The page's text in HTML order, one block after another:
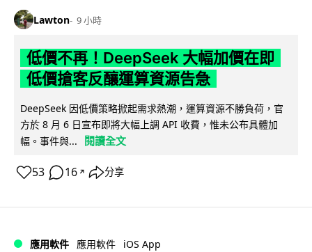
Lawton 9 小時
低價不再！DeepSeek 大幅加價在即
低價搶客反釀運算資源告急
DeepSeek 因低價策略掀起需求熱潮，運算資源不勝負荷，官
方於 8 月 6 日宣布即將大幅上調 API 收費，惟未公布具體加
幅。事件與...
閱讀全文
53 16 ↗ 分享
應用軟件 應用軟件 iOS App